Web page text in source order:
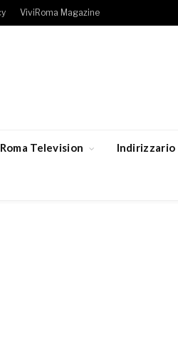
ViviRoma Magazine
Television Indirizzario